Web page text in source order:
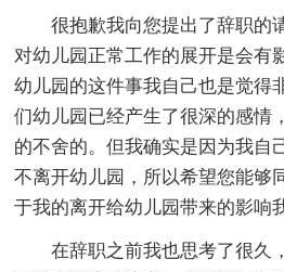
很抱歉我向您提出了辞职的
对幼儿园正常工作的展开是会有
幼儿园的这件事我自己也是觉得
们幼儿园已经产生了很深的感情
的不舍的。但我确实是因为我自
不离开幼儿园，所以希望您能够
于我的离开给幼儿园带来的影响
在辞职之前我也思考了很久